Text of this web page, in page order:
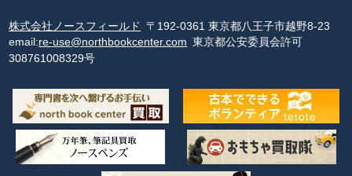
株式会社ノースフィールド
〒192-0361 東京都八王子市越野8-23
email:re-use@northbookcenter.com 東京都公安委員会許可
308761008329号